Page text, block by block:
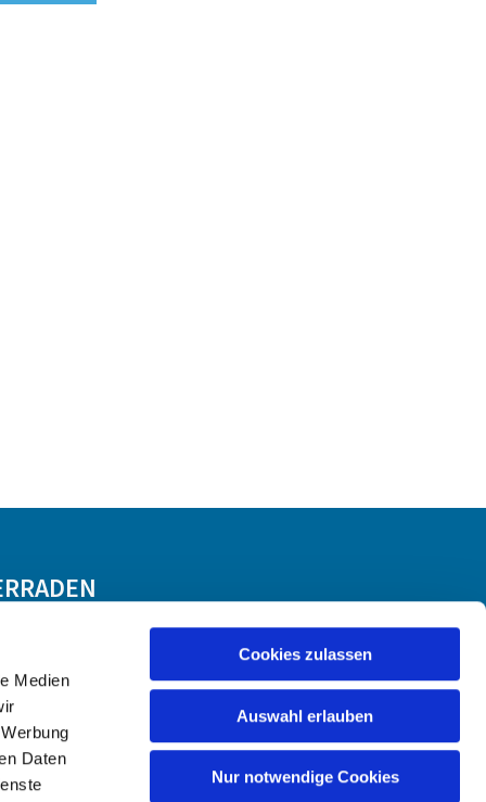
Medien
Daten
Cookies zulassen
Auswahl erlauben
Nur notwendige Cookies